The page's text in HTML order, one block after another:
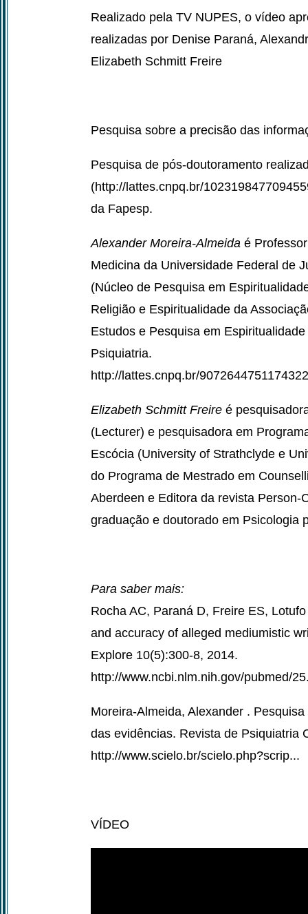
Realizado pela TV NUPES, o vídeo
realizadas por Denise Paraná,
Elizabeth Schmitt Freire
Pesquisa sobre a precisão das
Pesquisa de pós-doutoramento
(http://lattes.cnpq.br/
da Fapesp.
Alexander Moreira-Almeida é
Medicina da Universidade Federal de
(Núcleo de Pesquisa em
Religião e Espiritualidade da
Estudos e Pesquisa em
Psiquiatria.
http://lattes.cnpq.br/9072644751174322
Elizabeth Schmitt Freire é
(Lecturer) e pesquisadora em
Escócia (University of Strathclyde e
do Programa de Mestrado em
Aberdeen e Editora da revista
graduação e doutorado em Psicologia
Para saber mais:
Rocha AC, Paraná D, Freire ES,
and accuracy of alleged mediumistic
Explore 10(5):300-8, 2014.
http://www.ncbi.nlm.nih.gov/pubmed/
Moreira-Almeida, Alexander .
das evidências. Revista de Psiquiatria
http://www.scielo.br/scielo.php?scrip...
VÍDEO